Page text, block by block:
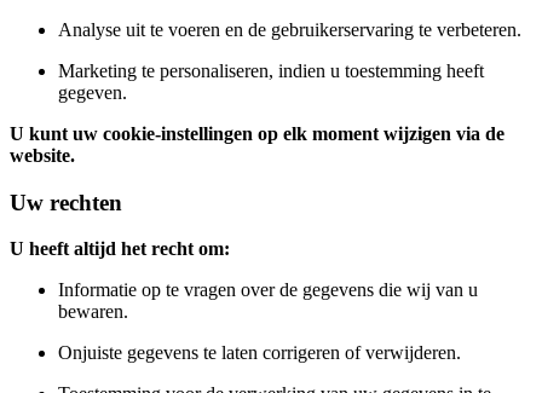
Analyse uit te voeren en de gebruikerservaring te verbeteren.
Marketing te personaliseren, indien u toestemming heeft
gegeven.
U kunt uw cookie-instellingen op elk moment wijzigen via de
website.
Uw rechten
U heeft altijd het recht om:
Informatie op te vragen over de gegevens die wij van u
bewaren.
Onjuiste gegevens te laten corrigeren of verwijderen.